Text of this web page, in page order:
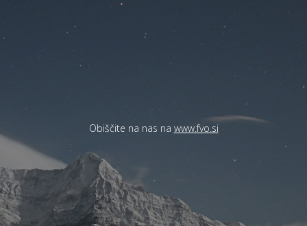
Obiščite na nas na www.fvo.si